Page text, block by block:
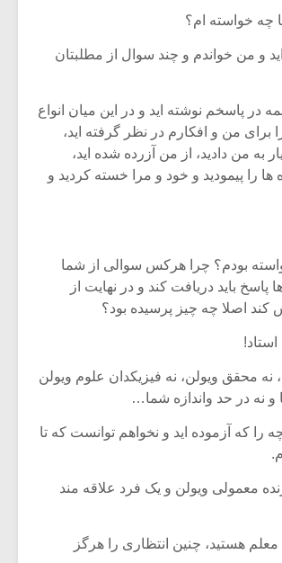
چه خواسته ام؟
و من خواندم و چند سوال از مطلبتان
در پاسخم نوشته اید و در این میان انواع
برای من و افکارم در نظر گرفته اید،
به من دادید، از من آزرده شده اید،
ها را پیمودید و خود و مرا خسته کردید و
بودم؟ چرا هرکس سوالی از شما
پاسخ باید دریافت کند و در نهایت از
اصلا چه چیز پرسیده بود؟
استاد!
محقق ویولن، نه فیزیکدان علوم ویولن
نه در حد واندازه شما…
را که آزموده اید و نخواهم توانست که تا
معمولی ویولن و یک فرد علاقه مند
هستید، چنین انتظاری را هرگز